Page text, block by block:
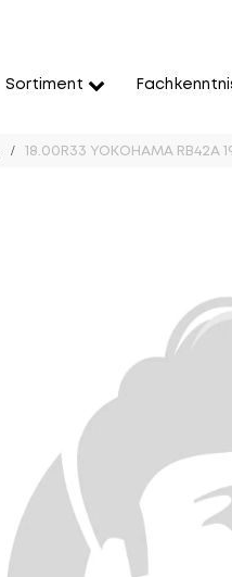
Sortiment
18.00R33 YOKOHAMA RB42A